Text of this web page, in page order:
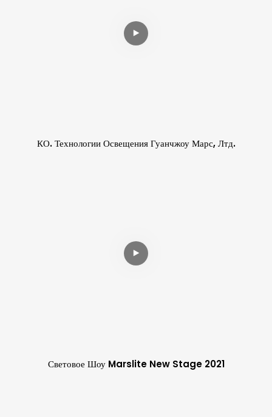
КО. Технологии Освещения Гуанчжоу Марс, Лтд.
Световое Шоу Marslite New Stage 2021